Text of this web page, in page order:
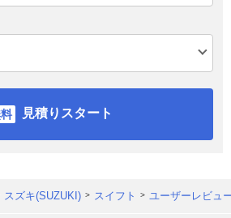
見積りスタート
スズキ(SUZUKI) スイフト ユーザーレビュ